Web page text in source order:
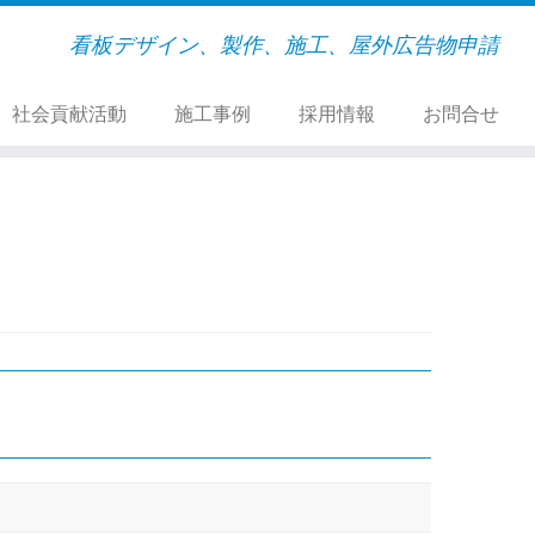
看板デザイン、製作、施工、屋外広告物申請
社会貢献活動 施工事例 採用情報 お問合せ